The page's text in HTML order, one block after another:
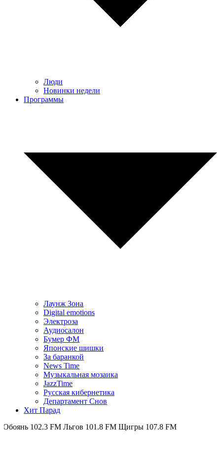
Люди
Новинки недели
Программы
Лаунж Зона
Digital emotions
Электроза
Аудиосалон
Бумер ФМ
Японскиe шишки
За баранкой
News Time
Музыкальная мозаика
JazzTime
Русская кибернетика
Департамент Снов
Хит Парад
FM Льгов 101.8 FM Щигры 107.8 FM